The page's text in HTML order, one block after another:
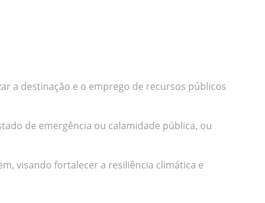
a destinação e o emprego de recursos públicos
de emergência ou calamidade pública, ou
visando fortalecer a resiliência climática e